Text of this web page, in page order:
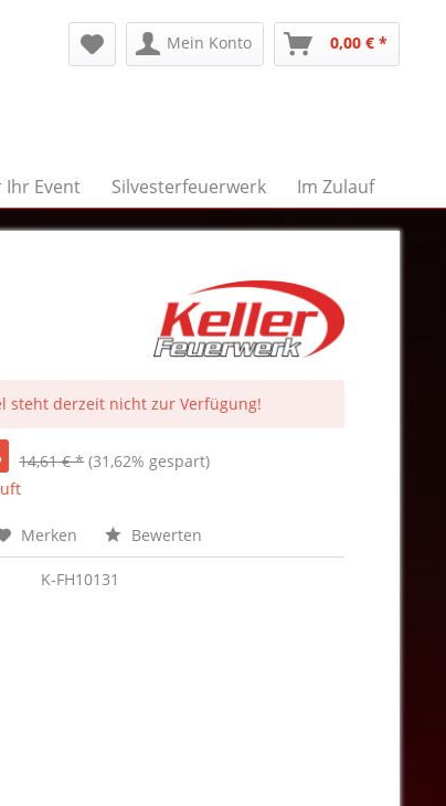
Mein Konto 0,00 € *
Ihr Event Silvesterfeuerwerk Im Zulauf
steht derzeit nicht zur Verfügung!
14,61 € * (31,62% gespart)
Merken Bewerten
K-FH10131